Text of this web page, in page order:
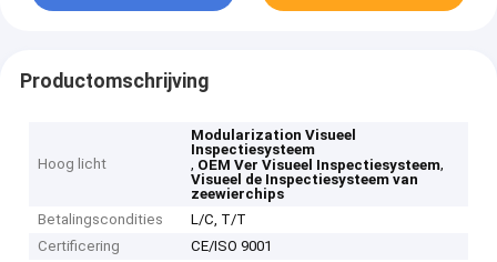
Productomschrijving
Hoog licht
Modularization Visueel
Inspectiesysteem
, OEM Ver Visueel Inspectiesysteem,
Visueel de Inspectiesysteem van
zeewierchips
Betalingscondities
L/C, T/T
Certificering
CE/ISO 9001